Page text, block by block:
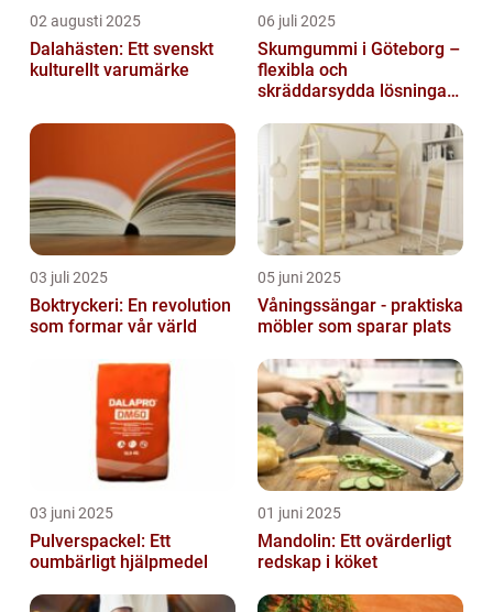
02 augusti 2025
Dalahästen: Ett svenskt
kulturellt varumärke
06 juli 2025
Skumgummi i Göteborg –
flexibla och
skräddarsydda lösningar
03 juli 2025
Boktryckeri: En revolution
som formar vår värld
05 juni 2025
Våningssängar - praktiska
möbler som sparar plats
03 juni 2025
Pulverspackel: Ett
oumbärligt hjälpmedel
01 juni 2025
Mandolin: Ett ovärderligt
redskap i köket